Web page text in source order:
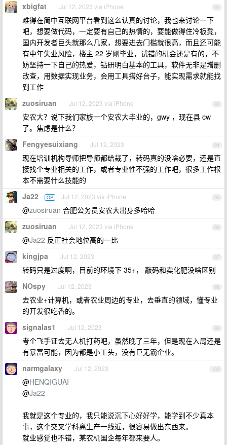
92
xbigfat Jul 12, 2023 via iPhone
难得在简中互联网平台看到这么认真的讨论，我也来讨论一下
吧，想要做代码，一定要有自己的热情的，要能做得住冷板凳，
国内开发者巨头就那么几家，想要进去门槛就很高，而且还可能
有中年失业风险，楼主 22 岁刚毕业，试错的机会还是有的，不
妨坚持一下自己的热爱，钻研明白基本的工具，软件无非是增删
改查，用数据实现业务，会用工具搭好台子，能实现需求就能找
到工作
93
zuosiruan Jul 12, 2023 via iPhone
安农大？说下我们家族一个安农大毕业的，gwy ，现在县 cw
了。焦虑是什么？
94
Fengyesuixiang Jul 12, 2023
现在培训机构导师把导师都给裁了，转码真的没啥必要，还是直
接找个专业相关的工作，或者专业性不强的工作吧，很多工作根
本不需要什么技能的
95
Ja22 OP Jul 12, 2023 via iPhone
@zuosiruan 合肥公务员安农大出身多哈哈
96
zuosiruan Jul 12, 2023 via iPhone
@Ja22 反正社会地位高的一比
97
kingjpa Jul 12, 2023
转码只是过度啊，目前的环境下 35+， 敲码和卖化肥没啥区别
98
NOspy Jul 12, 2023
去农业+计算机，或者农业周边的专业，去垂直的领域，懂专业
的开发很吃香的。
99
signalas1 Jul 12, 2023
考个飞手证去无人机打药吧，虽然晚了三年，但是现在入局还是
有暴富可能，因为都是小工头，没有巨无霸企业。
100
narmgalaxy Jul 12, 2023
@HENQIGUAI
@Ja22
我就是这个专业的，我只能说沉下心好好学，能学到不少真本
事，这个交叉学科离生产一线近，很容易做出东西来。
就业感觉也不错，某农机国企每年都来要人。